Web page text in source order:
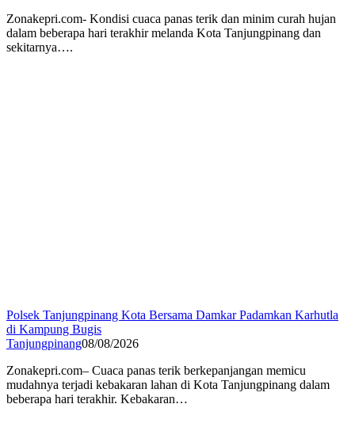
Zonakepri.com- Kondisi cuaca panas terik dan minim curah hujan
dalam beberapa hari terakhir melanda Kota Tanjungpinang dan
sekitarnya….
Polsek Tanjungpinang Kota Bersama Damkar Padamkan Karhutla
di Kampung Bugis
Tanjungpinang08/08/2026
Zonakepri.com– Cuaca panas terik berkepanjangan memicu
mudahnya terjadi kebakaran lahan di Kota Tanjungpinang dalam
beberapa hari terakhir. Kebakaran…